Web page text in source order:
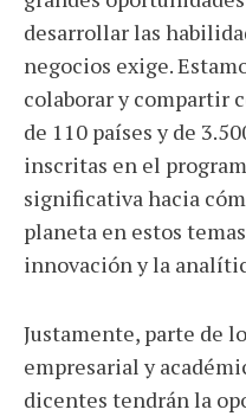
desarrollar las
negocios exige.
colaborar y compartir
de 110 países y de
inscritas en el
significativa hacia
planeta en estos
innovación y la
Justamente, parte de
empresarial y
dicentes tendrán la